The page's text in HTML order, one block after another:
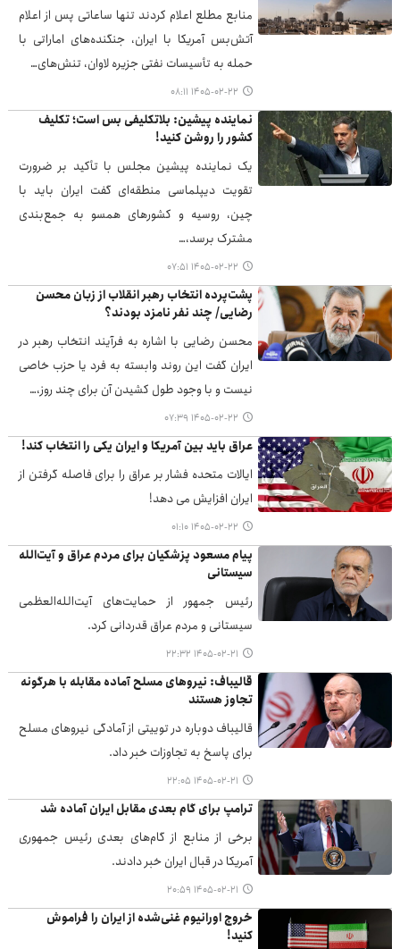
منابع مطلع اعلام کردند تنها ساعاتی پس از اعلام
آتش‌بس آمریکا با ایران، جنگنده‌های اماراتی با
حمله به تأسیسات نفتی جزیره لاوان، تنش‌های…
۱۴۰۵-۰۲-۲۲ ۰۸:۱۱
نماینده پیشین: بلاتکلیفی بس است؛ تکلیف
کشور را روشن کنید!
یک نماینده پیشین مجلس با تأکید بر ضرورت
تقویت دیپلماسی منطقه‌ای گفت ایران باید با
چین، روسیه و کشورهای همسو به جمع‌بندی
مشترک برسد،…
۱۴۰۵-۰۲-۲۲ ۰۷:۵۱
پشت‌پرده انتخاب رهبر انقلاب از زبان محسن
رضایی/ چند نفر نامزد بودند؟
محسن رضایی با اشاره به فرآیند انتخاب رهبر در
ایران گفت این روند وابسته به فرد یا حزب خاصی
نیست و با وجود طول کشیدن آن برای چند روز،…
۱۴۰۵-۰۲-۲۲ ۰۷:۳۹
عراق باید بین آمریکا و ایران یکی را انتخاب کند!
ایالات متحده فشار بر عراق را برای فاصله گرفتن از
ایران افزایش می‌ دهد!
۱۴۰۵-۰۲-۲۲ ۰۱:۱۰
پیام مسعود پزشکیان برای مردم عراق و آیت‌الله
سیستانی
رئیس جمهور از حمایت‌های آیت‌الله‌العظمی
سیستانی و مردم عراق قدردانی کرد.
۱۴۰۵-۰۲-۲۱ ۲۲:۳۲
قالیباف: نیروهای مسلح آماده مقابله با هرگونه
تجاوز هستند
قالیباف دوباره در توییتی از آمادگی نیروهای مسلح
برای پاسخ به تجاوزات خبر داد.
۱۴۰۵-۰۲-۲۱ ۲۲:۰۵
ترامپ برای گام بعدی مقابل ایران آماده شد
برخی از منابع از گام‌های بعدی رئیس جمهوری
آمریکا در قبال ایران خبر دادند.
۱۴۰۵-۰۲-۲۱ ۲۰:۵۹
خروج اورانیوم غنی‌شده از ایران را فراموش
کنید!